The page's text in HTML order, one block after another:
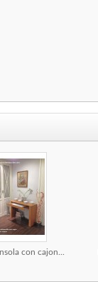
con cajon...